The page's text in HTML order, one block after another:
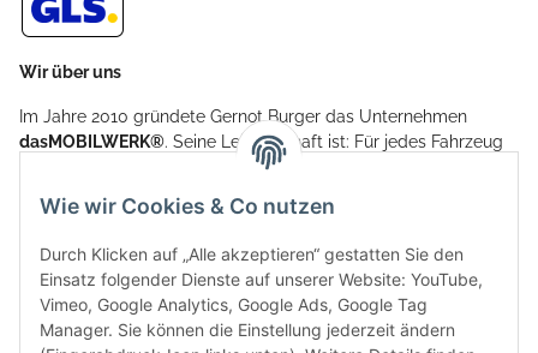
Wir über uns
Im Jahre 2010 gründete Gernot Burger das Unternehmen
dasMOBILWERK®. Seine Leidenschaft ist: Für jedes Fahrzeug
ein Car Cover anzubieten - passgenau und individuell.
Aufgrund der vielen positiven Kundenrückmeldungen kamen
weitere Produkte, wie Reifenschuhe, Hardtopständer hinzu.
Seine Reifenschoner werden in Deutschland produziert und
sind mit hochwertigen Techniken und Materialien gefertigt.
dasMOBILWERK® ist seit der Gründung ein
Familienunternehmen, welches sich seit 2010 auf
Wie wir Cookies & Co nutzen
Durch Klicken auf „Alle akzeptieren“ gestatten Sie den
Einsatz folgender Dienste auf unserer Website: YouTube,
Vimeo, Google Analytics, Google Ads, Google Tag
Manager. Sie können die Einstellung jederzeit ändern